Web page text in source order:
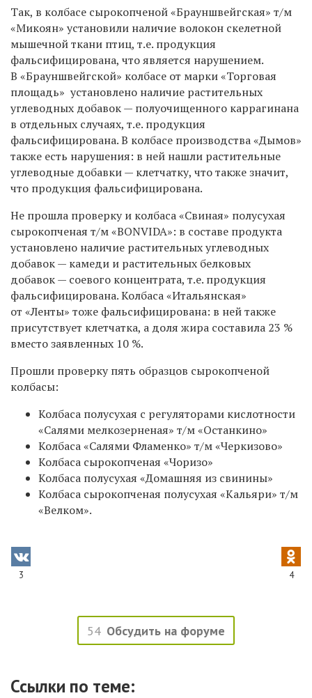
Так, в колбасе сырокопченой «Брауншвейгская» т/м
«Микоян» установили наличие волокон скелетной
мышечной ткани птиц, т.е. продукция
фальсифицирована, что является нарушением.
В «Брауншвейгской» колбасе от марки «Торговая
площадь» установлено наличие растительных
углеводных добавок — полуочищенного каррагинана
в отдельных случаях, т.е. продукция
фальсифицирована. В колбасе производства «Дымов»
также есть нарушения: в ней нашли растительные
углеводные добавки — клетчатку, что также значит,
что продукция фальсифицирована.
Не прошла проверку и колбаса «Свиная» полусухая
сырокопченая т/м «BONVIDA»: в составе продукта
установлено наличие растительных углеводных
добавок — камеди и растительных белковых
добавок — соевого концентрата, т.е. продукция
фальсифицирована. Колбаса «Итальянская»
от «Ленты» тоже фальсифицирована: в ней также
присутствует клетчатка, а доля жира составила 23 %
вместо заявленных 10 %.
Прошли проверку пять образцов сырокопченой
колбасы:
Колбаса полусухая с регуляторами кислотности
«Салями мелкозерненая» т/м «Останкино»
Колбаса «Салями Фламенко» т/м «Черкизово»
Колбаса сырокопченая «Чоризо»
Колбаса полусухая «Домашняя из свинины»
Колбаса сырокопченая полусухая «Кальяри» т/м
«Велком».
3 4
54 Обсудить на форуме
Ссылки по теме: